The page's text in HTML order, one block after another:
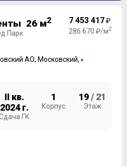
26 м2
Парк
7 453 417₽
286 670 ₽/м2
АО, Московский,
II кв.
2024 г.
ГК
1
Корпус
19/ 21
Этаж